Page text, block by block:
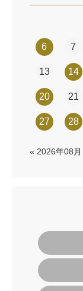
6 7
13 14
20 21
27 28
« 2026年08月